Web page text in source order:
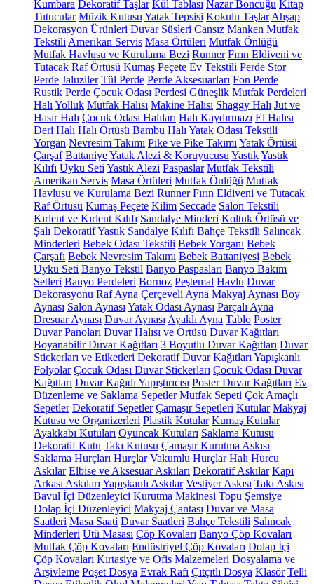
Kumbara Dekoratif Taşlar Kül Tablası Nazar Boncuğu Kitap
Tutucular Müzik Kutusu Yatak Tepsisi Kokulu Taşlar Ahşap
Dekorasyon Ürünleri Duvar Süsleri Cansız Manken Mutfak
Tekstili Amerikan Servis Masa Örtüleri Mutfak Önlüğü
Mutfak Havlusu ve Kurulama Bezi Runner Fırın Eldiveni ve
Tutacak Raf Örtüsü Kumaş Peçete Ev Tekstili Perde Stor
Perde Jaluziler Tül Perde Perde Aksesuarları Fon Perde
Rustik Perde Çocuk Odası Perdesi Güneşlik Mutfak Perdeleri
Halı Yolluk Mutfak Halısı Makine Halısı Shaggy Halı Jüt ve
Hasır Halı Çocuk Odası Halıları Halı Kaydırmazı El Halısı
Deri Halı Halı Örtüsü Bambu Halı Yatak Odası Tekstili
Yorgan Nevresim Takımı Pike ve Pike Takımı Yatak Örtüsü
Çarşaf BattaniyeYatak Alezi & Koruyucusu YastıkYastık
Kılıfı Uyku Seti Yastık Alezi Paspaslar Mutfak Tekstili
Amerikan Servis Masa Örtüleri Mutfak Önlüğü Mutfak
Havlusu ve Kurulama Bezi Runner Fırın Eldiveni ve Tutacak
Raf Örtüsü Kumaş Peçete Kilim Seccade Salon Tekstili
Kırlent ve Kırlent Kılıfı Sandalye Minderi Koltuk Örtüsü ve
Şalı Dekoratif Yastık Sandalye Kılıfı Bahçe Tekstili Salıncak
Minderleri Bebek Odası Tekstili Bebek Yorganı Bebek
Çarşafı Bebek Nevresim Takımı Bebek Battaniyesi Bebek
Uyku Seti Banyo Tekstil Banyo Paspasları Banyo Bakım
Setleri Banyo Perdeleri Bornoz Peştemal Havlu Duvar
Dekorasyonu Raf Ayna Çerçeveli Ayna Makyaj Aynası Boy
Aynası Salon Aynası Yatak Odası Aynası Parçalı Ayna
Dresuar Aynası Duvar Aynası Ayaklı Ayna Tablo Poster
Duvar Panoları Duvar Halısı ve Örtüsü Duvar Kağıtları
Boyanabilir Duvar Kağıtları 3 Boyutlu Duvar Kağıtları Duvar
Stickerları ve Etiketleri Dekoratif Duvar Kağıtları Yapışkanlı
Folyolar Çocuk Odası Duvar Stickerları Çocuk Odası Duvar
Kağıtları Duvar Kağıdı Yapıştırıcısı Poster Duvar Kağıtları Ev
Düzenleme ve Saklama Sepetler Mutfak Sepeti Çok Amaçlı
Sepetler Dekoratif Sepetler Çamaşır Sepetleri Kutular Makyaj
Kutusu ve Organizerleri Plastik Kutular Kumaş Kutular
Ayakkabı Kutuları Oyuncak Kutuları Saklama Kutusu
Dekoratif Kutu Takı Kutusu Çamaşır Kurutma Askısı
Saklama Hurçları Hurçlar Vakumlu Hurçlar Halı Hurcu
Askılar Elbise ve Aksesuar Askıları Dekoratif Askılar Kapı
Arkası Askıları Yapışkanlı Askılar Vestiyer Askısı Takı Askısı
Bavul İçi Düzenleyici Kurutma Makinesi Topu Şemsiye
Dolap İçi Düzenleyici Makyaj Çantası Duvar ve Masa
Saatleri Masa Saati Duvar Saatleri Bahçe Tekstili Salıncak
Minderleri Ütü Masası Çöp Kovaları Banyo Çöp Kovaları
Mutfak Çöp Kovaları Endüstriyel Çöp Kovaları Dolap İçi
Çöp Kovaları Kırtasiye ve Ofis Malzemeleri Dosyalama ve
Arşivleme Poşet Dosya Evrak Rafı Çıtçıtlı Dosya Klasör Telli